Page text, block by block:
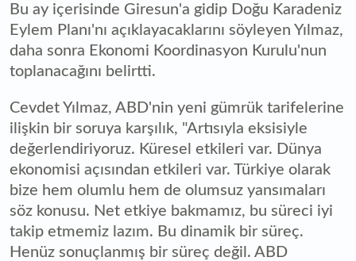
Bu ay içerisinde Giresun'a gidip Doğu Karadeniz
Eylem Planı'nı açıklayacaklarını söyleyen Yılmaz,
daha sonra Ekonomi Koordinasyon Kurulu'nun
toplanacağını belirtti.
Cevdet Yılmaz, ABD'nin yeni gümrük tarifelerine
ilişkin bir soruya karşılık, "Artısıyla eksisiyle
değerlendiriyoruz. Küresel etkileri var. Dünya
ekonomisi açısından etkileri var. Türkiye olarak
bize hem olumlu hem de olumsuz yansımaları
söz konusu. Net etkiye bakmamız, bu süreci iyi
takip etmemiz lazım. Bu dinamik bir süreç.
Henüz sonuçlanmış bir süreç değil. ABD